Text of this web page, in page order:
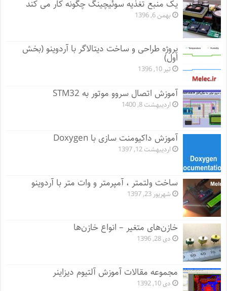
یک منبع تغذیه سوئیچینگ چگونه کار می کند
بهمن 6, 1396
پروژه طراحی و ساخت دیتالاگر با آردوینو (بخش
اول)
تیر 10, 1396
آموزش اتصال سروو موتور به STM32
اردیبهشت 8, 1400
آموزش داکیومنت سازی با Doxygen
اردیبهشت 12, 1397
ساخت ولتمتر ، آمپرمتر و وات متر با آردوینو
شهریور 23, 1397
خازن‌های متغیر – انواع خازن‌ها
دی 28, 1396
مجموعه مقالات آموزش آلتیوم دیزاینر
دی 10, 1392